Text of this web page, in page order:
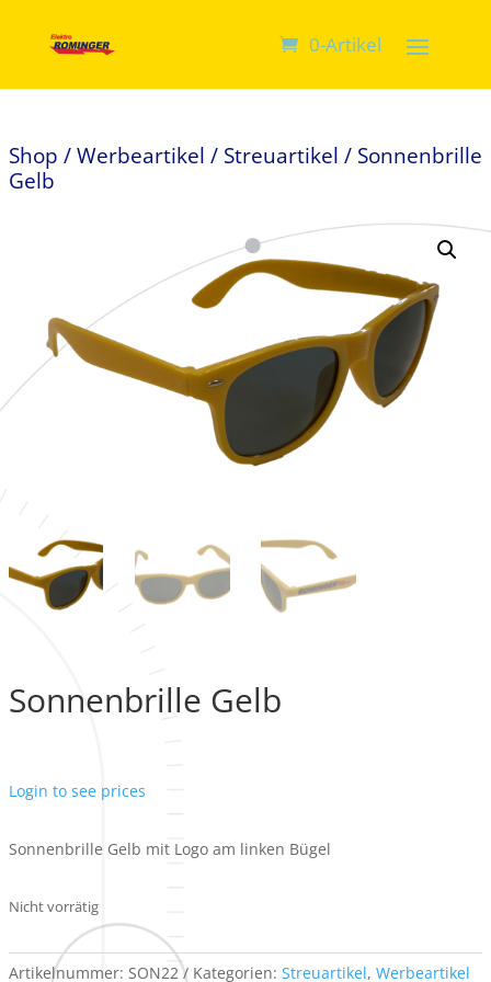
0-Artikel
Shop /Werbeartikel / Streuartikel / Sonnenbrille
Gelb
Sonnenbrille Gelb
Login to see prices
Sonnenbrille Gelb mit Logo am linken Bügel
Nicht vorrätig
Artikelnummer: SON22 Kategorien: Streuartikel, Werbeartikel